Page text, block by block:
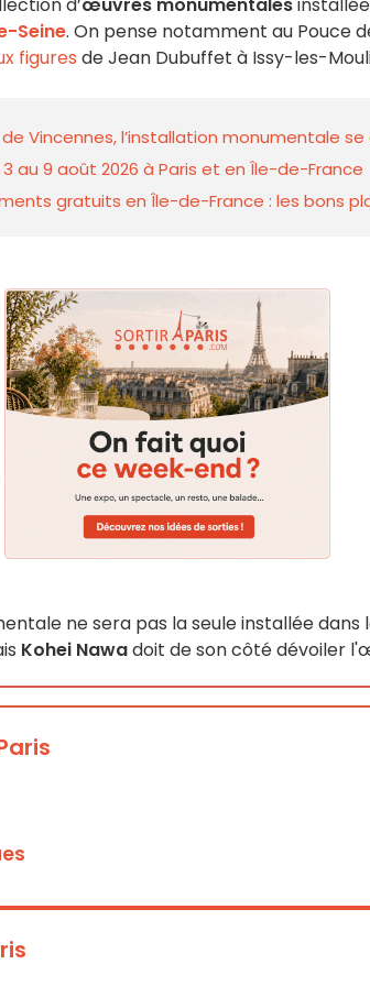
Seine. On pense notamment au Pouce
figures de Jean Dubuffet à Issy-les-
Vincennes, l’installation monumentale
au 9 août 2026 à Paris et en Île-de-France
gratuits en Île-de-France : les bons
ne sera pas la seule installée
Kohei Nawadoit de son côté dévoiler